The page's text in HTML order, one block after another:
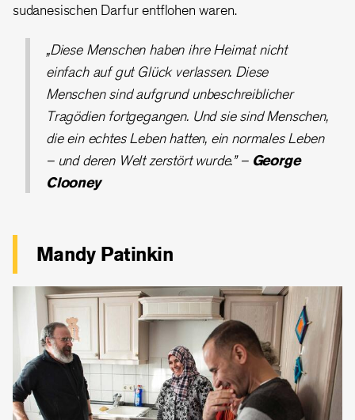
sudanesischen Darfur entflohen waren.
„Diese Menschen haben ihre Heimat nicht
einfach auf gut Glück verlassen. Diese
Menschen sind aufgrund unbeschreiblicher
Tragödien fortgegangen. Und sie sind Menschen,
die ein echtes Leben hatten, ein normales Leben
– und deren Welt zerstört wurde.” – George
Clooney
Mandy Patinkin